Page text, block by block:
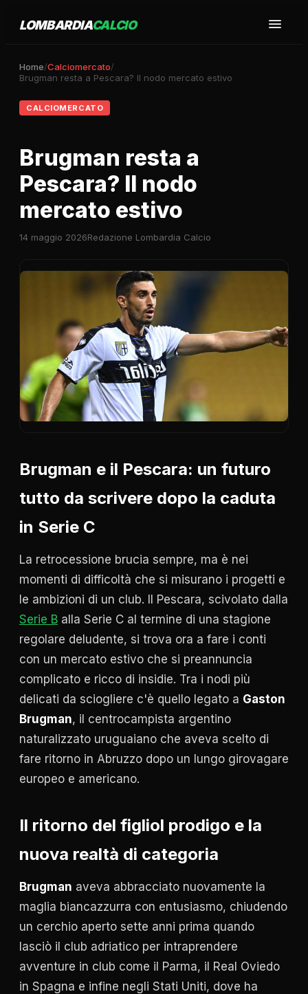
LOMBARDIACALCIO
Home/Calciomercato/
Brugman resta a Pescara? Il nodo mercato estivo
CALCIOMERCATO
Brugman resta a
Pescara? Il nodo
mercato estivo
14 maggio 2026Redazione Lombardia Calcio
Brugman e il Pescara: un futuro
tutto da scrivere dopo la caduta
in Serie C
La retrocessione brucia sempre, ma è nei
momenti di difficoltà che si misurano i progetti e
le ambizioni di un club. Il Pescara, scivolato dalla
Serie B alla Serie C al termine di una stagione
regolare deludente, si trova ora a fare i conti
con un mercato estivo che si preannuncia
complicato e ricco di insidie. Tra i nodi più
delicati da sciogliere c'è quello legato a Gaston
Brugman, il centrocampista argentino
naturalizzato uruguaiano che aveva scelto di
fare ritorno in Abruzzo dopo un lungo girovagare
europeo e americano.
Il ritorno del figliol prodigo e la
nuova realtà di categoria
Brugman aveva abbracciato nuovamente la
maglia biancazzurra con entusiasmo, chiudendo
un cerchio aperto sette anni prima quando
lasciò il club adriatico per intraprendere
avventure in club come il Parma, il Real Oviedo
in Spagna e infine negli Stati Uniti, dove ha